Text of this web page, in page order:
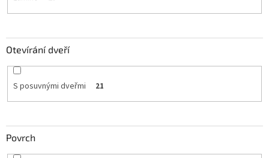
Otevírání dveří
S posuvnými dveřmi 21
Povrch